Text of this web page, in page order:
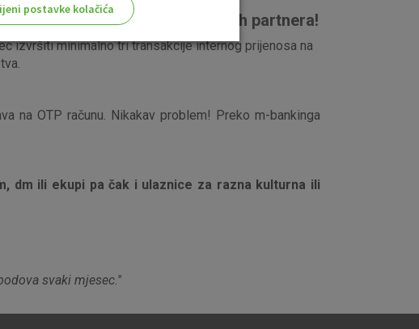
ih za vrijedne nagrade naših partnera!
izvršiti minimalno tri transakcije internog prijenosa na
na OTP računu. Nikakav problem! Preko m-bankinga
dm ili ekupi pa čak i ulaznice za razna kulturna ili
svaki mjesec.''
postavke kolačića
uvijek aktivni
internetske stranice i ne mogu se
kao što su postavke kolačića. Svoj
te kolačiće ili pošalje upozorenje o